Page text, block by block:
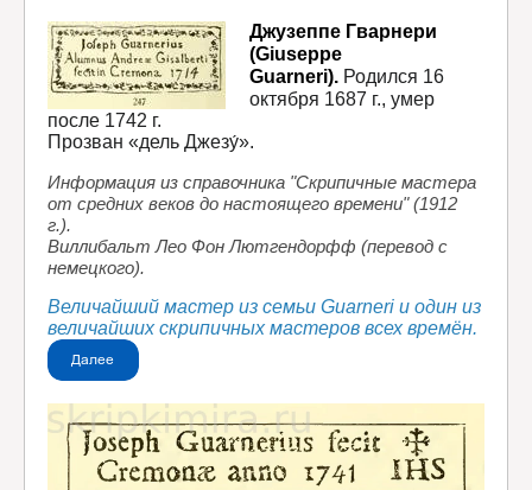
Джузеппе Гварнери
(Giuseppe
Guarneri). Родился 16
октября 1687 г., умер
после 1742 г.
Прозван «дель Джезу́».
Информация из справочника "Скрипичные мастера
от средних веков до настоящего времени" (1912
г.).
Виллибальт Лео Фон Лютгендорфф (перевод с
немецкого).
Величайший мастер из семьи Guarneri и один из
величайших скрипичных мастеров всех времён.